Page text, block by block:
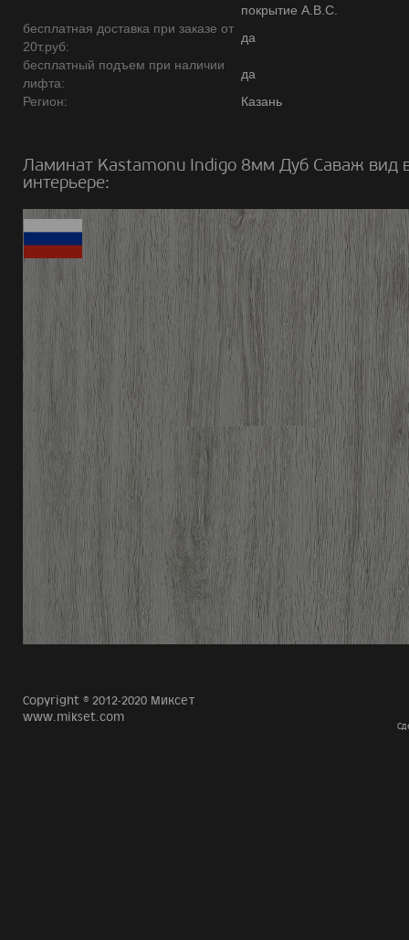
покрытие А.В.С.
бесплатная доставка при заказе от
20т.руб:
да
бесплатный подъем при наличии
лифта:
да
Регион:
Казань
Ламинат Kastamonu Indigo 8мм Дуб Саваж вид
интерьере:
Copyright © 2012-2020 Миксет
www.mikset.com